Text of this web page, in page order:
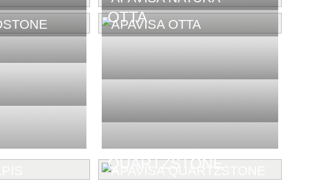
OTTA
QUARTZSTONE